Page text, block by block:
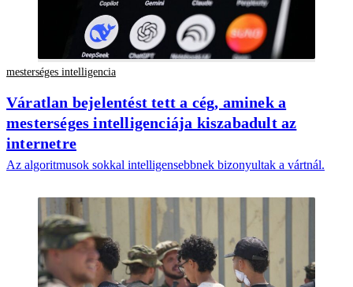
mesterséges intelligencia
Váratlan bejelentést tett a cég, aminek a
mesterséges intelligenciája kiszabadult az
internetre
Az algoritmusok sokkal intelligensebbnek bizonyultak a vártnál.